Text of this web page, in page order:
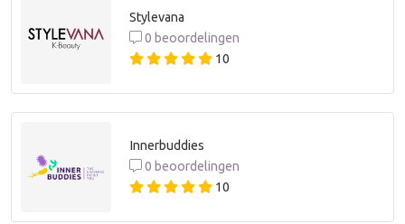
Stylevana
0 beoordelingen
10
Innerbuddies
0 beoordelingen
10